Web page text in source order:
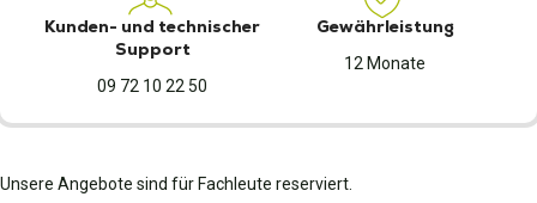
Kunden- und technischer
Support
09 72 10 22 50
Gewährleistung
12 Monate
Unsere Angebote sind für Fachleute reserviert.